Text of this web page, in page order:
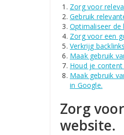
Zorg voor
Gebruik
Optimaliseer de
Zorg voor een
Verkrijg
Maak gebruik
Houd je
Maak gebruik
in Google.
Zorg
website.